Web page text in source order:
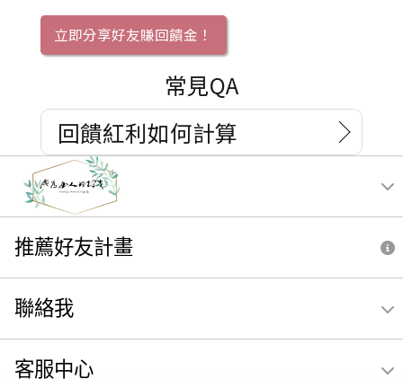
立即分享好友賺回饋金！
常見QA
回饋紅利如何計算
推薦好友計畫
聯絡我
客服中心